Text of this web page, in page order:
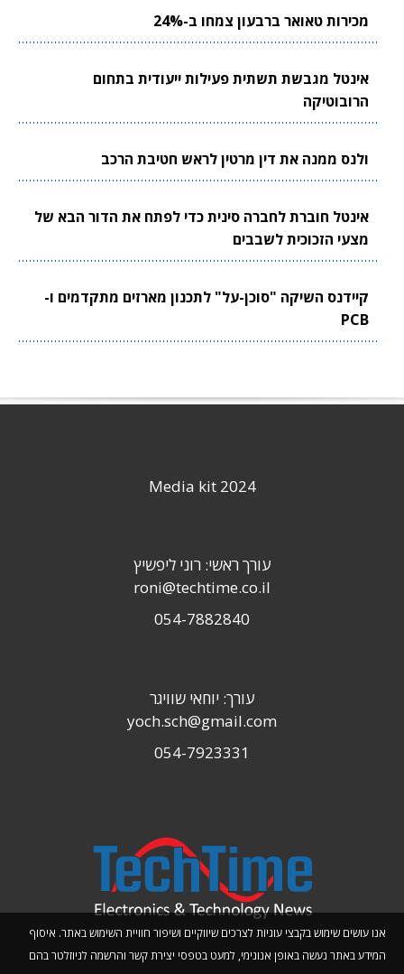
מכירות טאואר ברבעון צמחו ב-24%
אינטל מגבשת תשתית פעילות ייעודית בתחום
הרובוטיקה
ולנס ממנה את דין מרטין לראש חטיבת הרכב
אינטל חוברת לחברה סינית כדי לפתח את הדור הבא של
מצעי הזכוכית לשבבים
קיידנס השיקה "סוכן-על" לתכנון מארזים מתקדמים ו-
PCB
אנו עושים שימוש בקבצי עוגיות לצרכים שיווקיים ושיפור חוויית השימוש באתר. איסוף
המידע באתר נעשה באופן אנונימי, למעט בטפסי יצירת קשר והרשמה לניוזלטר בהם
Media kit 2024
עורך ראשי: רוני ליפשיץ
roni@techtime.co.il
054-7882840
עורך: יוחאי שוויגר
yoch.sch@gmail.com
054-7923331